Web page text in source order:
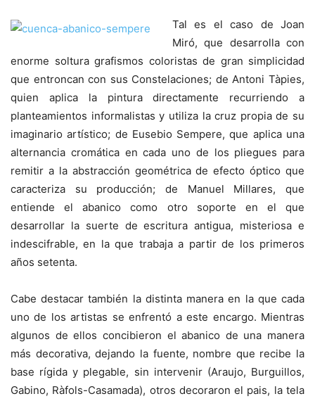
Tal es el caso de Joan
Miró, que desarrolla con
enorme soltura grafismos coloristas de gran simplicidad
que entroncan con sus Constelaciones; de Antoni Tàpies,
quien aplica la pintura directamente recurriendo a
planteamientos informalistas y utiliza la cruz propia de su
imaginario artístico; de Eusebio Sempere, que aplica una
alternancia cromática en cada uno de los pliegues para
remitir a la abstracción geométrica de efecto óptico que
caracteriza su producción; de Manuel Millares, que
entiende el abanico como otro soporte en el que
desarrollar la suerte de escritura antigua, misteriosa e
indescifrable, en la que trabaja a partir de los primeros
años setenta.
Cabe destacar también la distinta manera en la que cada
uno de los artistas se enfrentó a este encargo. Mientras
algunos de ellos concibieron el abanico de una manera
más decorativa, dejando la fuente, nombre que recibe la
base rígida y plegable, sin intervenir (Araujo, Burguillos,
Gabino, Ràfols-Casamada), otros decoraron el pais, la tela